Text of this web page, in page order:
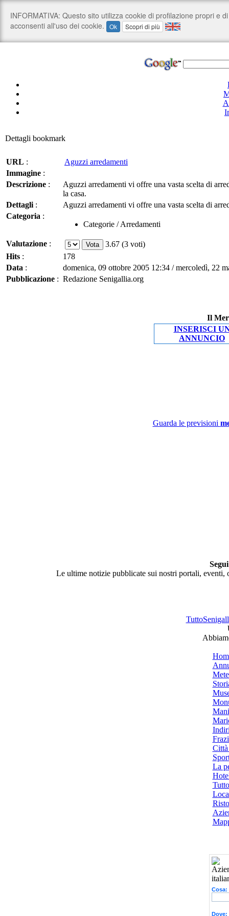
Dettagli bookmark
URL :
Aguzzi arredamenti
Immagine :
Descrizione :
Aguzzi arredamenti vi offre una vasta scelta di
la casa.
Dettagli :
Aguzzi arredamenti vi offre una vasta scelta di
Categoria :
Categorie / Arredamenti
Valutazione :
3.67 (3 voti)
Hits :
178
Data :
domenica, 09 ottobre 2005 12:34 / mercoledì, 22
Pubblicazione : Redazione Senigallia.org
Il
INSERISCI
ANNUNCIO
Guarda le previsioni
Le ultime notizie pubblicate sui nostri portali,
Città
La
Cosa:
Dove: